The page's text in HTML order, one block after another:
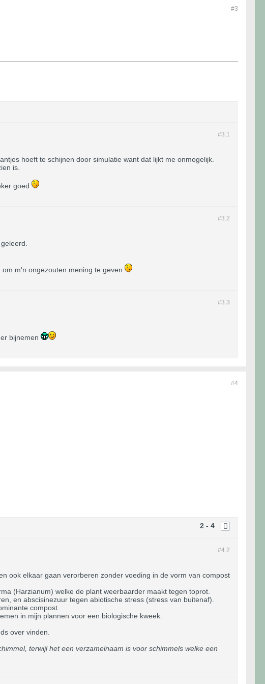
#3
#3. 1
hoeft te schijnen door simulatie want dat lijkt me onmogelijk.
is.
goed
#3. 2
m'n ongezouten mening te geven
#3. 3
bijnemen
#4
2 - 4
#4. 2
ook elkaar gaan verorberen zonder voeding in de vorm van compost
(Harzianum) welke de plant weerbaarder maakt tegen toprot.
en abscisinezuur tegen abiotische stress (stress van buitenaf).
compost.
in mijn plannen voor een biologische kweek.
over vinden.
terwijl het een verzamelnaam is voor schimmels welke een